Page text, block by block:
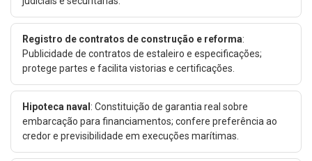
Registro de contratos de construção e reforma:
Publicidade de contratos de estaleiro e especificações;
protege partes e facilita vistorias e certificações.
Hipoteca naval: Constituição de garantia real sobre
embarcação para financiamentos; confere preferência ao
credor e previsibilidade em execuções marítimas.